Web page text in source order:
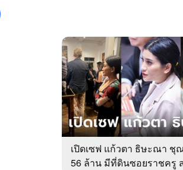
เปิดเซฟ แก้วตา ธิษะณา ชุ
56 ล้าน มีที่ดินซอยราชครู